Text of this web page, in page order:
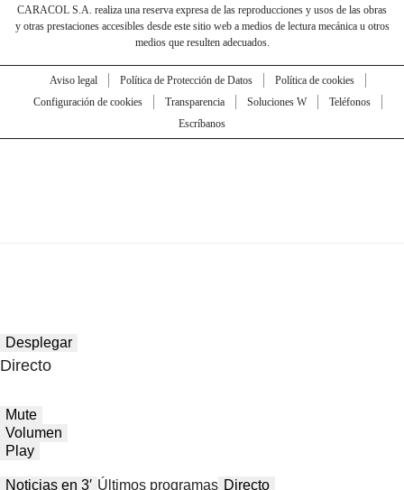
CARACOL S.A. realiza una reserva expresa de las reproducciones y usos de las obras
y otras prestaciones accesibles desde este sitio web a medios de lectura mecánica u otros
medios que resulten adecuados.
Aviso legal Política de Protección de Datos
Política de cookies
Configuración de cookies
Transparencia Soluciones W
Teléfonos
Escríbanos
Desplegar
Directo
Mute
Volumen
Play
Noticias en 3′ Últimos programas Directo